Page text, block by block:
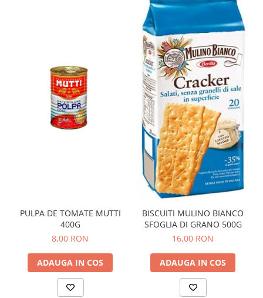
PULPA DE TOMATE MUTTI
400G
8,00 RON
ADAUGA IN COS
BISCUITI MULINO BIANCO
SFOGLIA DI GRANO 500G
16,00 RON
ADAUGA IN COS